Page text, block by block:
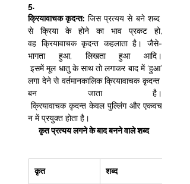
5.
क्रियावाचक कृदन्त: जिस प्रत्यय से बने शब्द
से क्रिया के होने का भाव प्रकट हो,
वह क्रियावाचक कृदन्त कहलाता है। जैसे-
भागता हुआ, लिखता हुआ आदि।
इसमें मूल धातु के साथ तो लगाकर बाद में ‘हुआ’
लगा देने से वर्तमानकालिक क्रियावाचक कृदन्त
बन जाता है।
क्रियावाचक कृदन्त केवल पुल्लिंग और एकवच
न में प्रयुक्त होता है।
कृत प्रत्यय लगने के बाद बनने वाले शब्द
कृत शब्द